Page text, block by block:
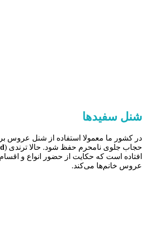
شنل‌ سفیدها
در کشور ما معمولا استفاده از شنل عروس
حجاب جلوی نا‌محرم حفظ شود. حالا ترندی (
افتاده است که حکایت از حضور انواع و
عروس خانم‌‌ها می‌کند.